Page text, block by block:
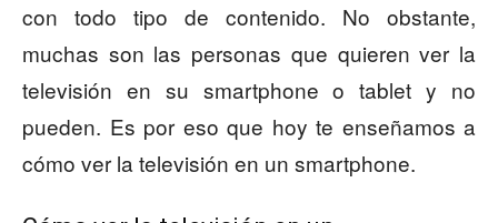
con todo tipo de contenido. No obstante,
muchas son las personas que quieren ver la
televisión en su smartphone o tablet y no
pueden. Es por eso que hoy te enseñamos a
cómo ver la televisión en un smartphone.